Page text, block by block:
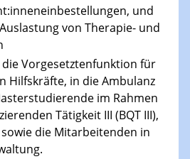
und
von Therapie- und
Vorgesetztenfunktion für
Hilfskräfte, in die Ambulanz
im Rahmen
Tätigkeit III (BQT III),
die Mitarbeitenden in